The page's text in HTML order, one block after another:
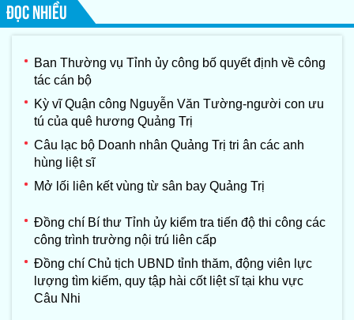
ĐỌC NHIỀU
Ban Thường vụ Tỉnh ủy công bố quyết định về công
tác cán bộ
Kỳ vĩ Quận công Nguyễn Văn Tường-người con ưu
tú của quê hương Quảng Trị
Câu lạc bộ Doanh nhân Quảng Trị tri ân các anh
hùng liệt sĩ
Mở lối liên kết vùng từ sân bay Quảng Trị
Đồng chí Bí thư Tỉnh ủy kiểm tra tiến độ thi công các
công trình trường nội trú liên cấp
Đồng chí Chủ tịch UBND tỉnh thăm, động viên lực
lượng tìm kiếm, quy tập hài cốt liệt sĩ tại khu vực
Câu Nhi